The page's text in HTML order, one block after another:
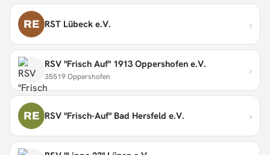
RE RST Lübeck e.V. ›
RSV "Frisch Auf" 1913 Oppershofen e.V.
35519 Oppershofen ›
RE RSV "Frisch-Auf" Bad Hersfeld e.V. ›